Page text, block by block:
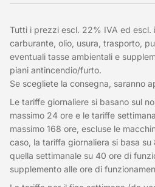
Tutti i prezzi escl. 22% IVA ed escl.
carburante, olio, usura, trasporto,
eventuali tasse ambientali e
piani antincendio/furto.
Se scegliete la consegna, saranno
Le tariffe giornaliere si basano sul
massimo 24 ore e le tariffe
massimo 168 ore, escluse le
caso, la tariffa giornaliera si basa
quella settimanale su 40 ore di
supplemento alle ore di